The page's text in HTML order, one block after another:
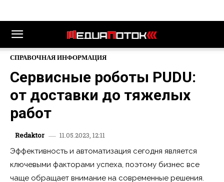
СПРАВОЧНАЯ ИНФОРМАЦИЯ
Сервисные роботы PUDU:
от доставки до тяжелых
работ
Redaktor
11.05.2023, 12:11
Эффективность и автоматизация сегодня является
ключевыми факторами успеха, поэтому бизнес все
чаще обращает внимание на современные решения.